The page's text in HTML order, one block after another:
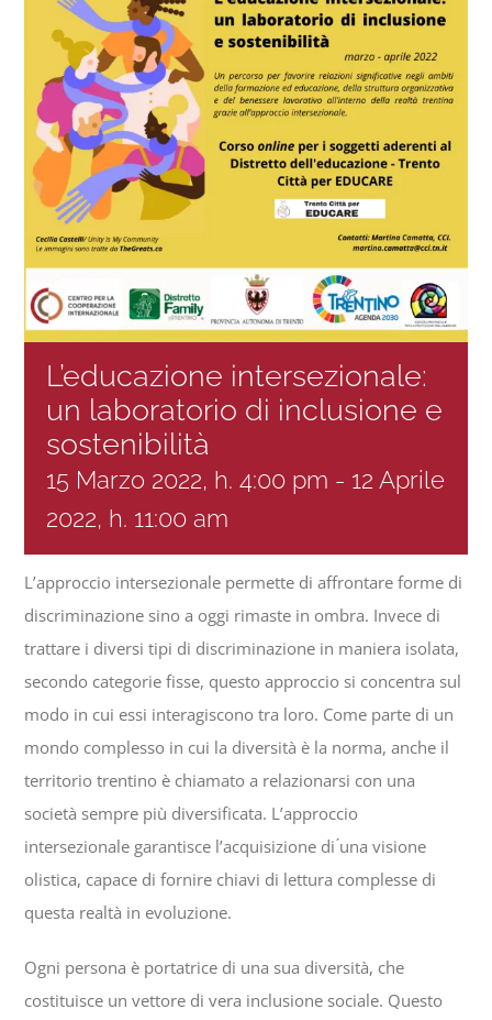
Servizi
Progetti
In rete con
Notizie
Chi siamo
L’educazione intersezionale:
un laboratorio di inclusione e
sostenibilità
15 Marzo 2022, h. 4:00 pm - 12 Aprile
2022, h. 11:00 am
L’approccio intersezionale permette di affrontare forme di
discriminazione sino a oggi rimaste in ombra. Invece di
trattare i diversi tipi di discriminazione in maniera isolata,
secondo categorie fisse, questo approccio si concentra sul
modo in cui essi interagiscono tra loro. Come parte di un
mondo complesso in cui la diversità è la norma, anche il
territorio trentino è chiamato a relazionarsi con una
società sempre più diversificata. L’approccio
intersezionale garantisce l’acquisizione di ́una visione
olistica, capace di fornire chiavi di lettura complesse di
questa realtà in evoluzione.
Ogni persona è portatrice di una sua diversità, che
costituisce un vettore di vera inclusione sociale. Questo